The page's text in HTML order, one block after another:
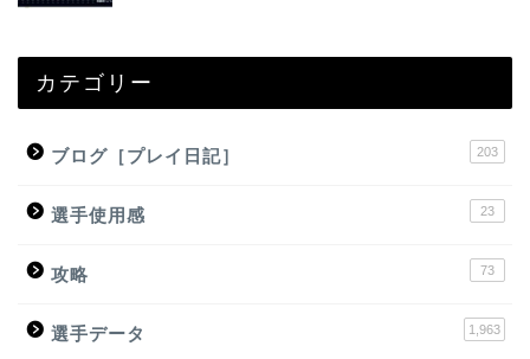
カテゴリー
ブログ［プレイ日記］ 203
選手使用感 23
攻略 73
選手データ 1,963